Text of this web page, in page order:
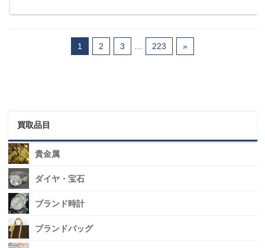
1 2 3 223 »
買取品目
貴金属
ダイヤ・宝石
ブランド時計
ブランドバッグ